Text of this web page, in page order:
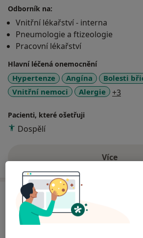
Odborník na:
Vnitřní lékařství - interna
Pneumologie a ftizeologie
Pracovní lékařství
Hlavní léčená onemocnění
Hypertenze Angína
Bolesti
Vnitřní nemoci
Alergie +3
Pacienti, které ošetřuji
Dospělí
Více
o
Služby a ceník služeb
Běžný termín
Detaily